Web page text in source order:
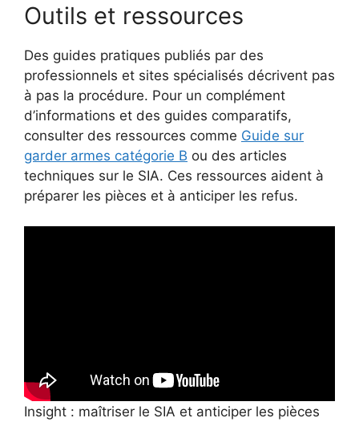
Outils et ressources
Des guides pratiques publiés par des
professionnels et sites spécialisés décrivent pas
à pas la procédure. Pour un complément
d’informations et des guides comparatifs,
consulter des ressources comme Guide sur
garder armes catégorie B ou des articles
techniques sur le SIA. Ces ressources aident à
préparer les pièces et à anticiper les refus.
Insight : maîtriser le SIA et anticiper les pièces